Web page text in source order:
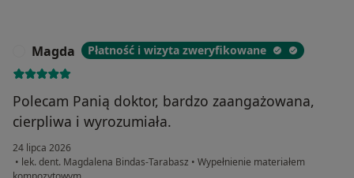
Magda Płatność i wizyta zweryfikowane
Polecam Panią doktor, bardzo zaangażowana,
cierpliwa i wyrozumiała.
24 lipca 2026
• lek. dent. Magdalena Bindas-Tarabasz • Wypełnienie materiałem